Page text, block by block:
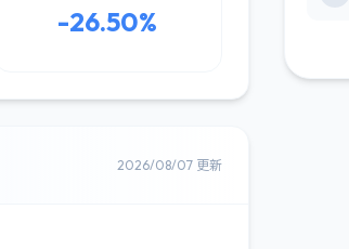
-26.50%
2026/08/07 更新